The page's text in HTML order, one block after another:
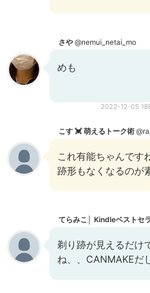
さや @nemui_netai_mo
めも
2022-12-05 18
こす 💓 萌えるトーク術
これ有能ちゃんです
跡形もなくなるのが
てらみこ│ Kindleベストセ
剃り跡が見えるだけ
ね、、CANMAKEだ